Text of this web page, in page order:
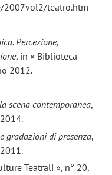
teatro.htm
Percezione,
, in « Biblioteca
2012.
scena contemporanea,
gradazioni di presenza,
Teatrali », n° 20,